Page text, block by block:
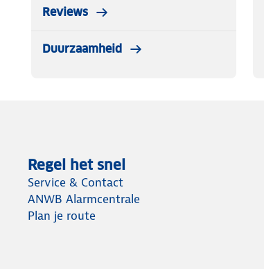
Reviews
Duurzaamheid
Regel het snel
Service & Contact
ANWB Alarmcentrale
Plan je route